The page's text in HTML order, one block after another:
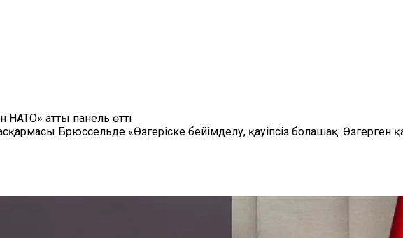
НАТО» атты панель өтті
Брюссельде «Өзгеріске бейімделу, қауіпсіз болашақ: Өзгерген